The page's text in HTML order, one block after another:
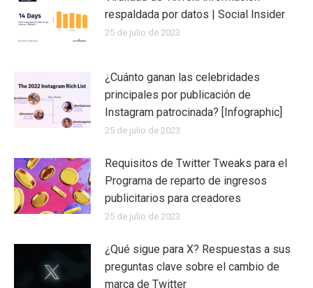
respaldada por datos | Social Insider
25 de julio de 2023
¿Cuánto ganan las celebridades
principales por publicación de
Instagram patrocinada? [Infographic]
25 de julio de 2023
Requisitos de Twitter Tweaks para el
Programa de reparto de ingresos
publicitarios para creadores
25 de julio de 2023
¿Qué sigue para X? Respuestas a sus
preguntas clave sobre el cambio de
marca de Twitter